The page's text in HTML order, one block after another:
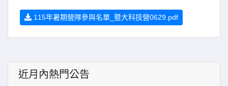
115年暑期營隊參與名單_暨大科技營0629.pdf
近月內熱門公告